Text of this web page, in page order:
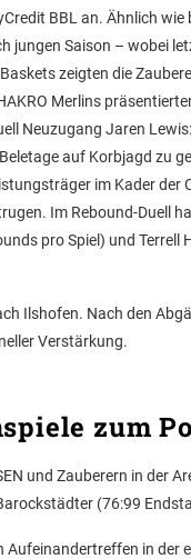
BBL an. Ähnlich
jungen Saison – wobei
zeigten die
Merlins
Neuzugang Jaren
auf Korbjagd zu
im Kader
Im Rebound-Duell
pro Spiel) und
Ilshofen. Nach den
Verstärkung.
zum
und Zauberern in der
(76:99
in der